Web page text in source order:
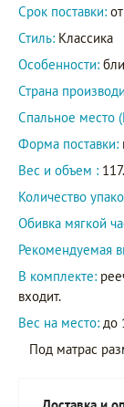
Срок поставки:
Стиль: Классика
Особенности:
Страна
Спальное место
Форма поставки:
Вес и объем :
Количество
Обивка мягкой
Рекомендуемая
В комплекте:
входит.
Вес на место: до
Под матрас